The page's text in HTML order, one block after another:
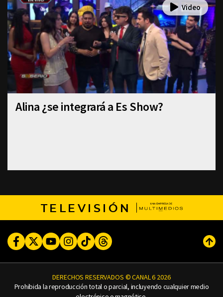
Alina ¿se integrará a Es Show?
TELEVISIÓN
FacebookTwitterYoutubeInstagram
TikTokThreads
DERECHOS RESERVADOS © CANAL 6 2026
Prohibida la reproducción total o parcial, incluyendo cualquier medio